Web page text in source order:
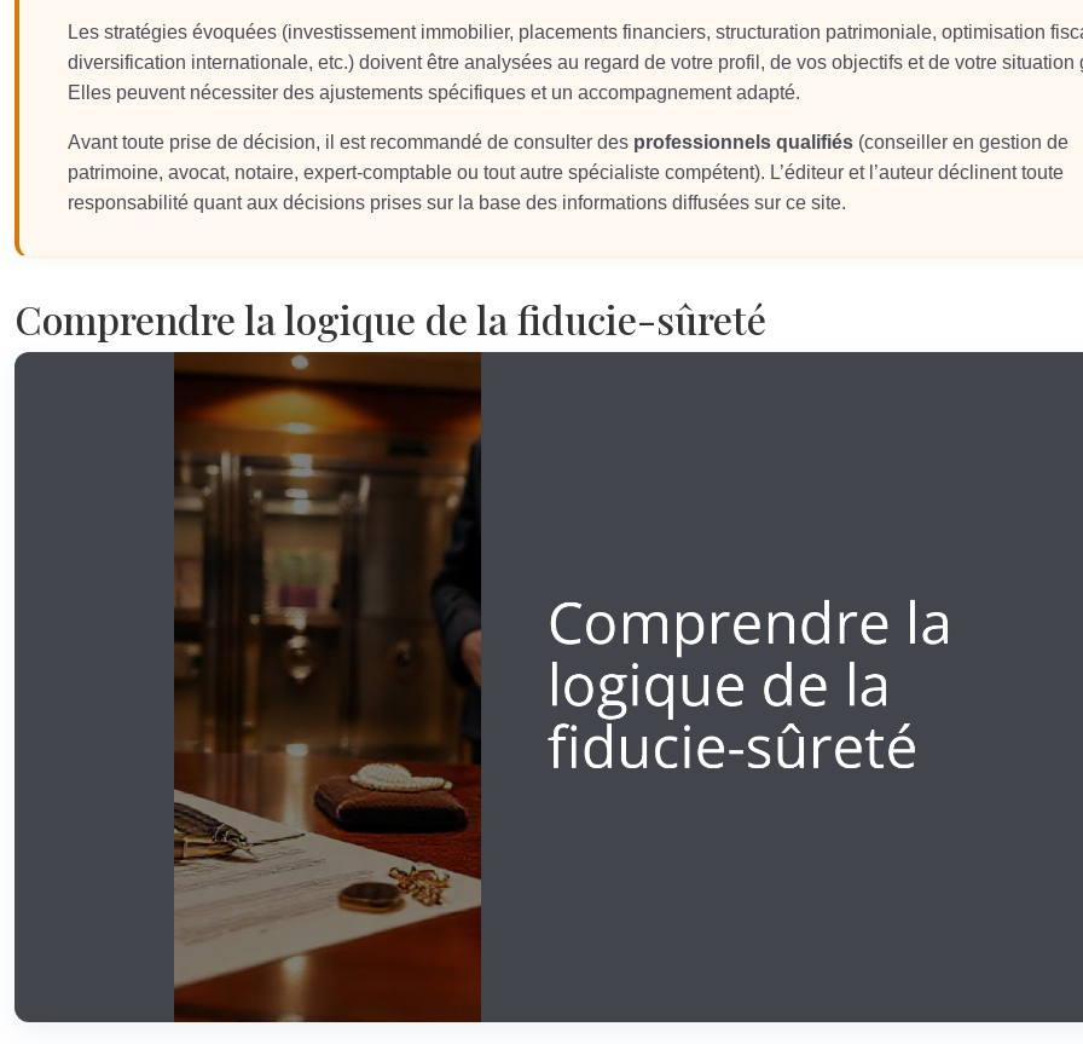
Les stratégies évoquées (investissement immobilier, placements financiers, structuration patrimoniale, optimisation
diversification internationale, etc.) doivent être analysées au regard de votre profil, de vos objectifs et de votre situation
Elles peuvent nécessiter des ajustements spécifiques et un accompagnement adapté.
Avant toute prise de décision, il est recommandé de consulter des professionnels qualifiés (conseiller en gestion de
patrimoine, avocat, notaire, expert-comptable ou tout autre spécialiste compétent). L’éditeur et l’auteur déclinent toute
responsabilité quant aux décisions prises sur la base des informations diffusées sur ce site.
Comprendre la logique de la fiducie-sûreté